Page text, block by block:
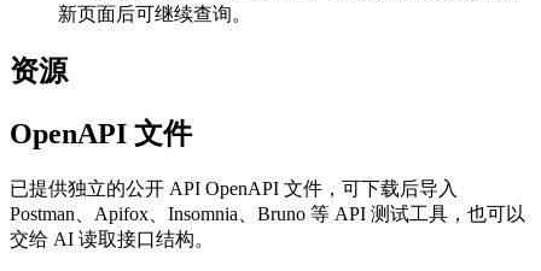
新页面后可继续查询。
资源
OpenAPI 文件
已提供独立的公开 API OpenAPI 文件，可下载后导入
Postman、Apifox、Insomnia、Bruno 等 API 测试工具，也可以
交给 AI 读取接口结构。